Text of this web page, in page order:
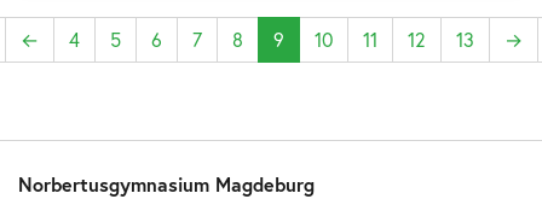
← 4 5 6 7 8 9 10 11 12 13 →
Norbertusgymnasium Magdeburg